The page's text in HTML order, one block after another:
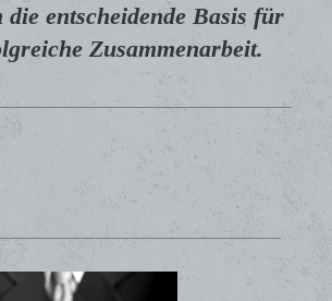
die entscheidende Basis für
Zusammenarbeit.